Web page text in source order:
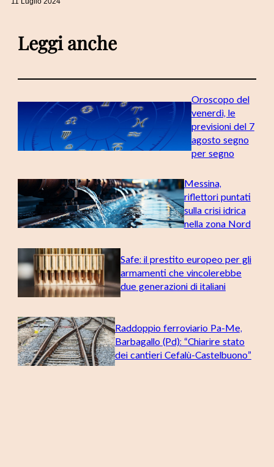
Leggi anche
Oroscopo del
venerdì, le
previsioni del 7
agosto segno
per segno
Messina,
riflettori puntati
sulla crisi idrica
nella zona Nord
Safe: il prestito europeo per gli
armamenti che vincolerebbe
due generazioni di italiani
Raddoppio ferroviario Pa-Me,
Barbagallo (Pd): “Chiarire stato
dei cantieri Cefalù-Castelbuono”